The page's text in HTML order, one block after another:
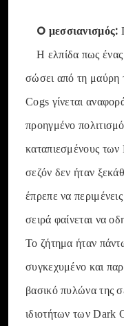
O μεσσιανισμός:
Η ελπίδα πως ένας
σώσει από τη μαύρη
Cogs γίνεται
προηγμένο
καταπιεσμένους των
σεζόν δεν ήταν
έπρεπε να
σειρά φαίνεται να
Το ζήτημα ήταν
συγκεχυμένο και
βασικό πυλώνα της
ιδιοτήτων των Dark